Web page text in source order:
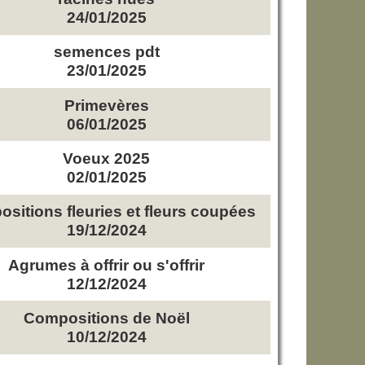
24/01/2025
semences pdt
23/01/2025
Primevères
06/01/2025
Voeux 2025
02/01/2025
fleuries et fleurs coupées
19/12/2024
Agrumes à offrir ou s'offrir
12/12/2024
Compositions de Noël
10/12/2024